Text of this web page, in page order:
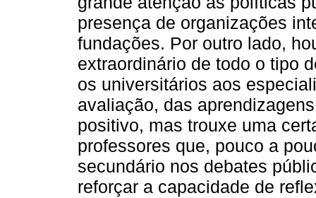
presença de organizações
fundações. Por outro lado,
extraordinário de todo o tipo
os universitários aos
avaliação, das
positivo, mas trouxe uma
professores que, pouco a
secundário nos debates
reforçar a capacidade de